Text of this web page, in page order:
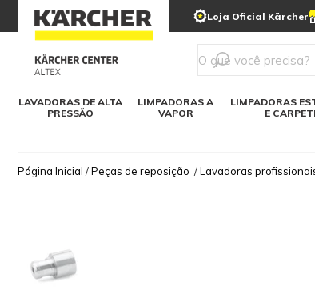
Loja Oficial Kärcher
LAVADORAS DE ALTA
PRESSÃO
Detergentes
Linha a bateria
LIMPADORAS A
VAPOR
LIMPADORAS
E
Kärcher para o lar Soluções digitais
Página Inicial /Peças de reposição /Lavadoras